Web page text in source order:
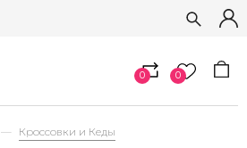
0 0
Кроссовки и Кеды